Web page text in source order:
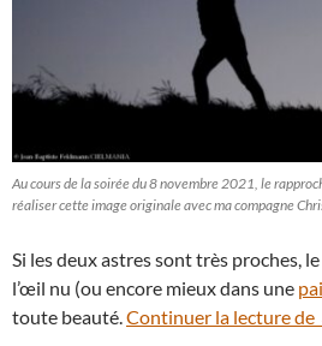
Au cours de la soirée du 8 novembre 2021, le
réaliser cette image originale avec ma compagne
Si les deux astres sont très proches,
l’œil nu (ou encore mieux dans une
toute beauté. Continuer la lecture de